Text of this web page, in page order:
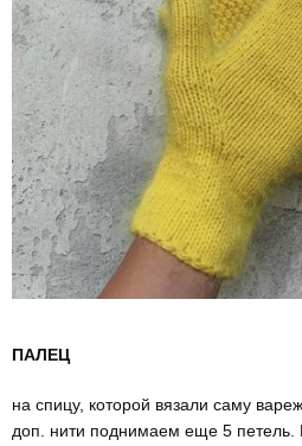
ПАЛЕЦ
на спицу, которой вязали саму
доп. нити поднимаем еще 5 петель.